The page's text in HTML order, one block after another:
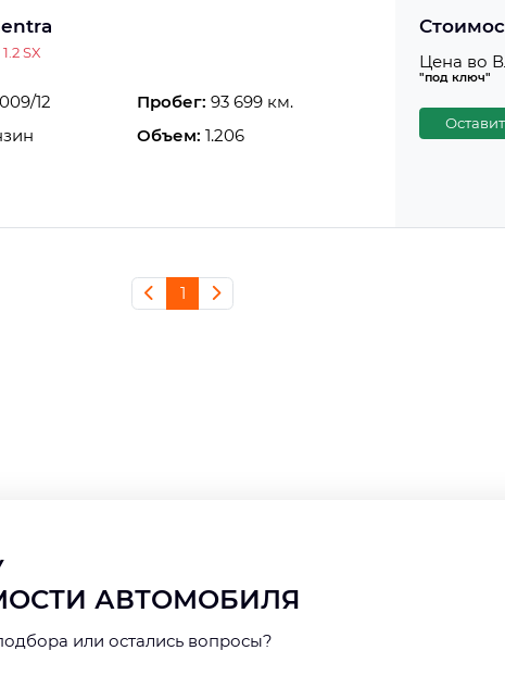
SX
12 Пробег: 93 699 км.
Объем: 1.206
Цена во
"под ключ"
1
АВТОМОБИЛЯ
или остались вопросы?